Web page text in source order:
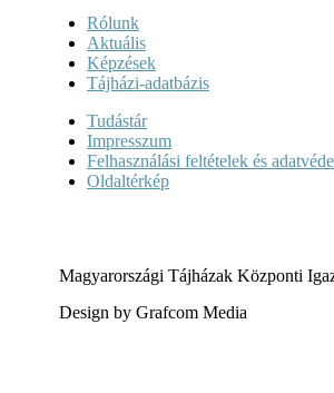
Rólunk
Aktuális
Képzések
Tájházi-adatbázis
Tudástár
Impresszum
Felhasználási feltételek és
Oldaltérkép
Magyarországi Tájházak Központi
Design by Grafcom Media